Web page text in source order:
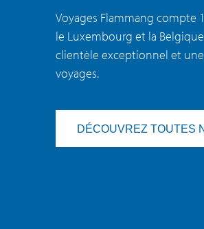
Voyages Flammang compte
le Luxembourg et la
clientèle exceptionnel et
voyages.
DÉCOUVREZ TOUTES